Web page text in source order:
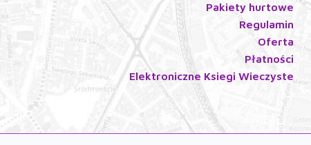
Pakiety hurtowe
Regulamin
Oferta
Płatności
Elektroniczne Ksiegi Wieczyste